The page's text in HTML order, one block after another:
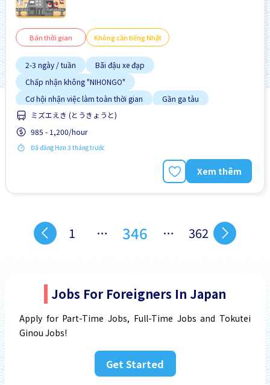
Bán thời gian Không cần tiếng Nhật
2-3 ngày / tuần
Bãi đậu xe đạp
Chấp nhận không "NIHONGO"
Cơ hội nhận việc làm toàn thời gian
Gần ga tàu
Giao dịch đã thanh toán
Lao động người nước ngoài
ミズエえき (とうきょうと)
985 - 1,200/hour
Đã đăng Hơn 3 tháng trước
Xem thêm
1 … 346 … 362
Jobs For Foreigners In Japan
Apply for Part-Time Jobs, Full-Time Jobs and Tokutei
Ginou Jobs!
Get Started